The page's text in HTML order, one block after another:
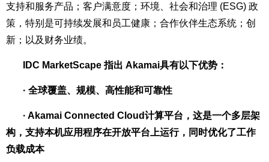
支持和服务产品；客户满意度；环境、社会和治理 (ESG) 政
策，特别是可持续发展和员工健康；合作伙伴生态系统；创
新；以及财务业绩。
IDC MarketScape 指出 Akamai具有以下优势：
· 全球覆盖、规模、高性能和可靠性
· Akamai Connected Cloud计算平台，这是一个多层架
构，支持本机应用程序在开放平台上运行，同时优化了工作
负载成本